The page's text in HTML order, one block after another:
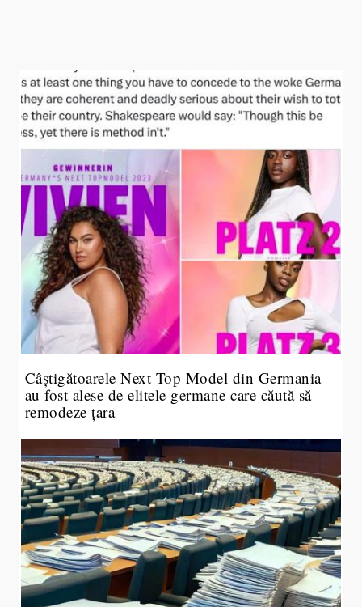
Câștigătoarele Next Top Model din Germania
au fost alese de elitele germane care căută să
remodeze țara